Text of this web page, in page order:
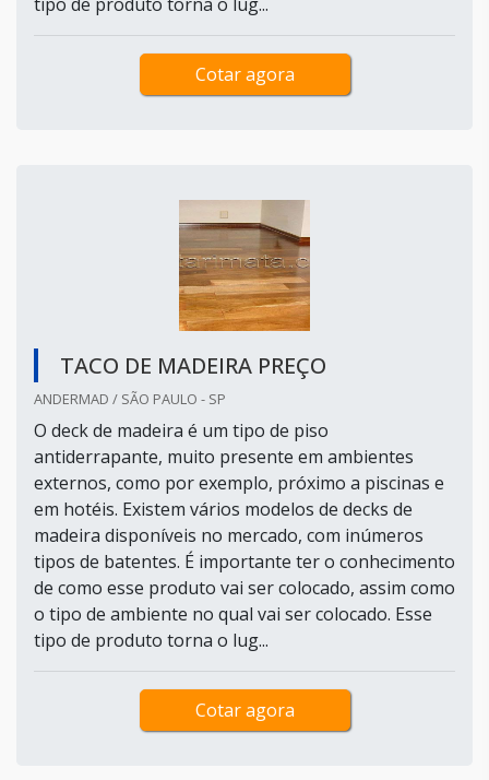
Cotar agora
TACO DE MADEIRA PREÇO
ANDERMAD / SÃO PAULO - SP
O deck de madeira é um tipo de piso
antiderrapante, muito presente em ambientes
externos, como por exemplo, próximo a piscinas e
em hotéis. Existem vários modelos de decks de
madeira disponíveis no mercado, com inúmeros
tipos de batentes. É importante ter o conhecimento
de como esse produto vai ser colocado, assim como
o tipo de ambiente no qual vai ser colocado. Esse
tipo de produto torna o lug...
Cotar agora